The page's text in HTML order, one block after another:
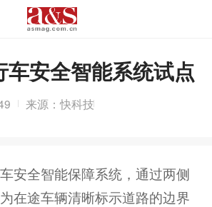
车安全智能系统试点
来源：快科技
安全智能保障系统，通过两侧
在途车辆清晰标示道路的边界